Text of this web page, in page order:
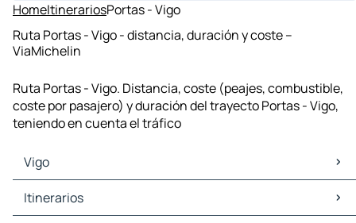
HomeItinerariosPortas - Vigo
Ruta Portas - Vigo - distancia, duración y coste –
ViaMichelin
Ruta Portas - Vigo. Distancia, coste (peajes, combustible,
coste por pasajero) y duración del trayecto Portas - Vigo,
teniendo en cuenta el tráfico
Vigo
Vigo Mapas Planos
Vigo Trafico
Itinerarios